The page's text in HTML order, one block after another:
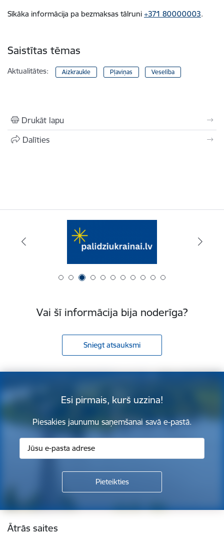
Sīkāka informācija pa bezmaksas tālruni +371 80000003.
Saistītas tēmas
Aktualitātes: Aizkraukle Pļaviņas Veselība
Drukāt lapu
Dalīties
Vai šī informācija bija noderīga?
Sniegt atsauksmi
Esi pirmais, kurš uzzina!
Piesakies jaunumu saņemšanai savā e-pastā.
Kājene
Ātrās saites